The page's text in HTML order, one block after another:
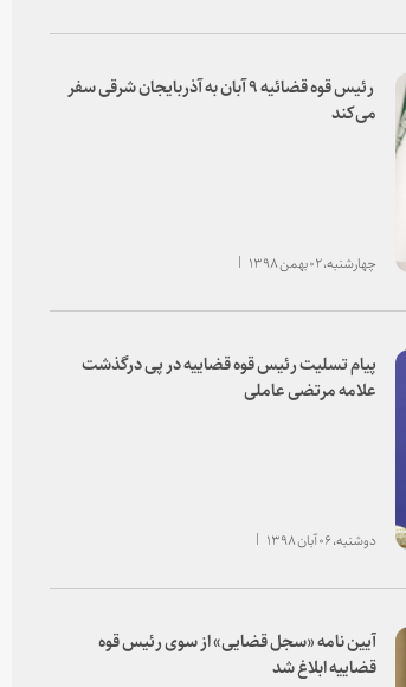
رئیس قوه قضائیه ۹ آبان به آذربایجان شرقی سفر
می‌کند
چهارشنبه، ۰۲ بهمن ۱۳۹۸
پیام تسلیت رئیس قوه قضاییه در پی درگذشت
علامه مرتضی عاملی
دوشنبه، ۰۶ آبان ۱۳۹۸
آیین نامه «سجل قضایی» از سوی رئیس قوه
قضاییه ابلاغ شد